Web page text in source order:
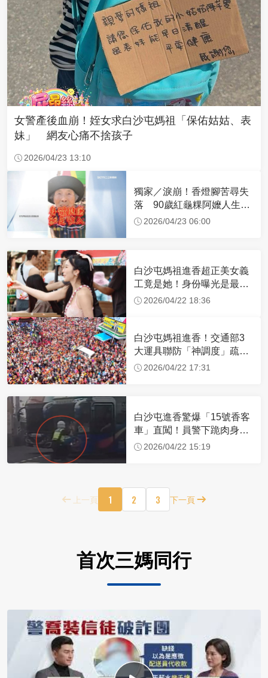
女警產後血崩！姪女求白沙屯媽祖「保佑姑姑、表
妹」 網友心痛不捨孩子
2026/04/23 13:10
獨家／淚崩！香燈腳苦尋失
落 90歲紅龜粿阿嬤人生謝
幕2026/04/23 06:00
白沙屯媽祖進香超正美女義
工竟是她！身份曝光是最美
禮生 一輩子不結婚
2026/04/22 18:36
白沙屯媽祖進香！交通部3
大運具聯防「神調度」疏運
32.1萬創新高
2026/04/22 17:31
白沙屯進香驚爆「15號香客
車」直闖！員警下跪肉身擋
車：讓行人先過
2026/04/22 15:19
上一頁 1 2 3 下一頁
首次三媽同行